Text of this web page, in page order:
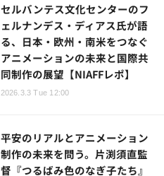
セルバンテス文化センターのフ
ェルナンデス・ディアス氏が語
る、日本・欧州・南米をつなぐ
アニメーションの未来と国際共
同制作の展望【NIAFFレポ】
2026.3.3 Tue 12:00
平安のリアルとアニメーション
制作の未来を問う。片渕須直監
督『つるばみ色のなぎ子たち』